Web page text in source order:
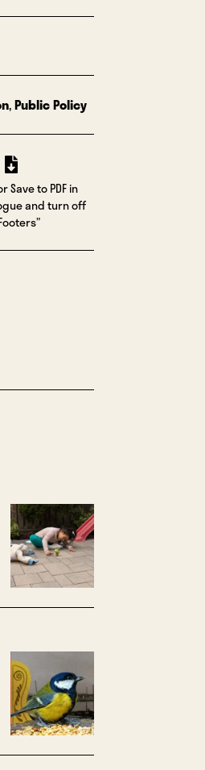
,Public Policy
Save to PDF in
and turn off